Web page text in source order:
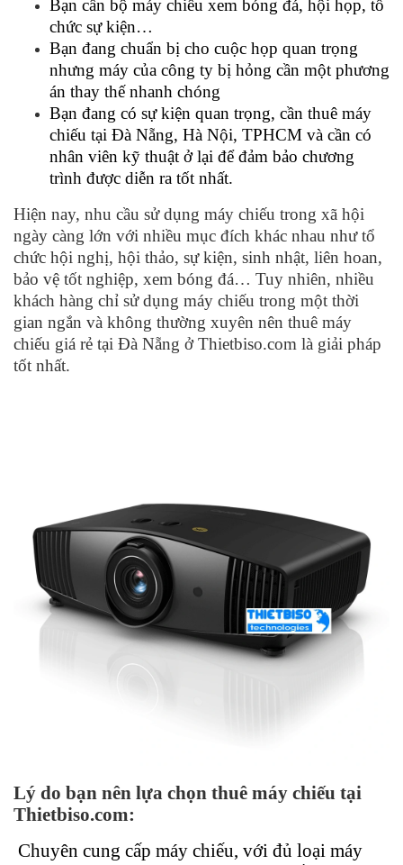
Bạn cần bộ máy chiếu xem bóng đá, hội họp, tổ
chức sự kiện…
Bạn đang chuẩn bị cho cuộc họp quan trọng
nhưng máy của công ty bị hỏng cần một phương
án thay thế nhanh chóng
Bạn đang có sự kiện quan trọng, cần thuê máy
chiếu tại Đà Nẵng, Hà Nội, TPHCM và cần có
nhân viên kỹ thuật ở lại để đảm bảo chương
trình được diễn ra tốt nhất.
Hiện nay, nhu cầu sử dụng máy chiếu trong xã hội
ngày càng lớn với nhiều mục đích khác nhau như tổ
chức hội nghị, hội thảo, sự kiện, sinh nhật, liên hoan,
bảo vệ tốt nghiệp, xem bóng đá… Tuy nhiên, nhiều
khách hàng chỉ sử dụng máy chiếu trong một thời
gian ngắn và không thường xuyên nên thuê máy
chiếu giá rẻ tại Đà Nẵng ở Thietbiso.com là giải pháp
tốt nhất.
Lý do bạn nên lựa chọn thuê máy chiếu tại
Thietbiso.com:
Chuyên cung cấp máy chiếu, với đủ loại máy